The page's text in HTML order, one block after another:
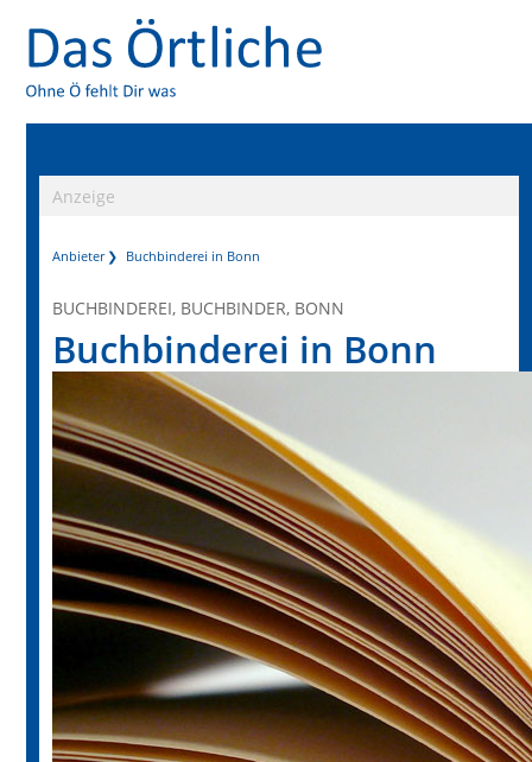
Anzeige
Anbieter Buchbinderei in Bonn
BUCHBINDEREI, BUCHBINDER, BONN
Buchbinderei in Bonn